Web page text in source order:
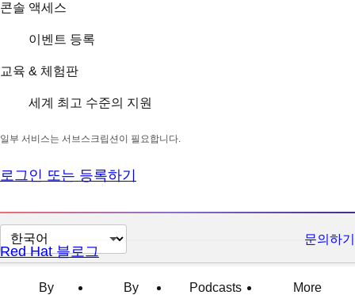
콘솔 액세스
이벤트 등록
교육 & 체험판
세계 최고 수준의 지원
일부 서비스는 서브스크립션이 필요합니다.
로그인 또는 등록하기
페
이
문의하기
Red Hat 블로그
By
By
Podcasts
More